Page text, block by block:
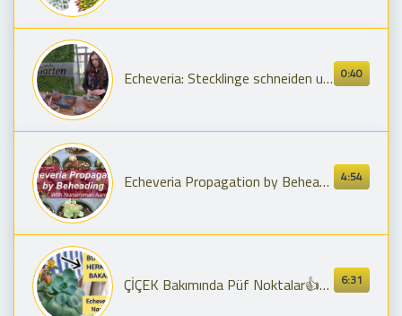
0:40
Echeveria: Stecklinge schneiden und bewurzeln | MDR
4:54
Echeveria Propagation by Beheading, with Expert Aaron Ryan
6:31
ÇİÇEK Bakımında Püf Noktalar👍Echeveria Bakımı Nasıl Yapılır? Sukulent Saksı Değişimi Çoğaltma